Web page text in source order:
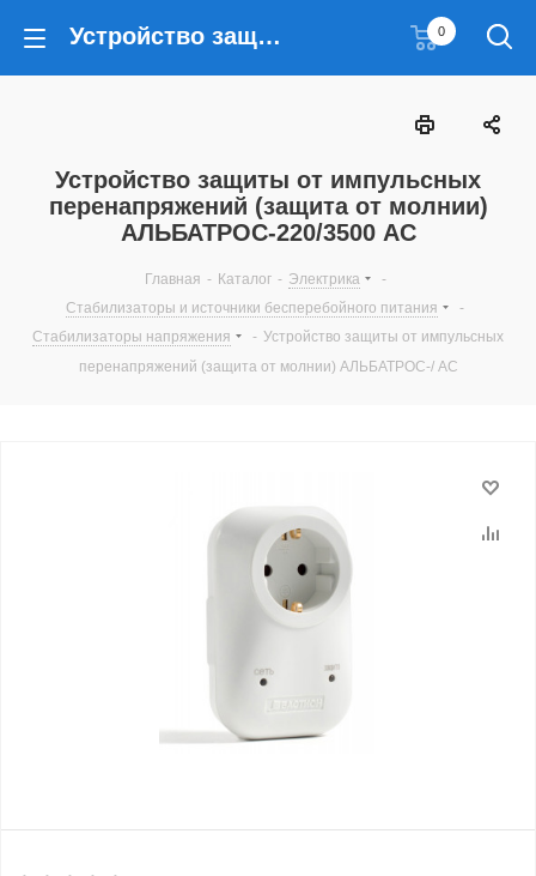
Устройство защиты от импульсных перенапряжений (защита от молнии) АЛЬБАТРОС-220/3500 АС 0
Устройство защиты от импульсных
перенапряжений (защита от молнии)
АЛЬБАТРОС-220/3500 АС
Главная - Каталог - Электрика
-
Стабилизаторы и источники бесперебойного питания
-
Стабилизаторы напряжения
- Устройство защиты от импульсных
перенапряжений (защита от молнии) АЛЬБАТРОС-/ АС